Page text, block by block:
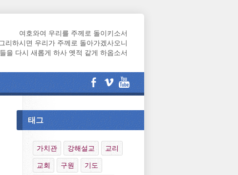
여호와여 우리를 주께로 돌이키소서
리하시면 우리가 주께로 돌아가겠사오니
을 다시 새롭게 하사 옛적 같게 하옵소서
태그
가치관 강해설교 교리
교회 구원 기도